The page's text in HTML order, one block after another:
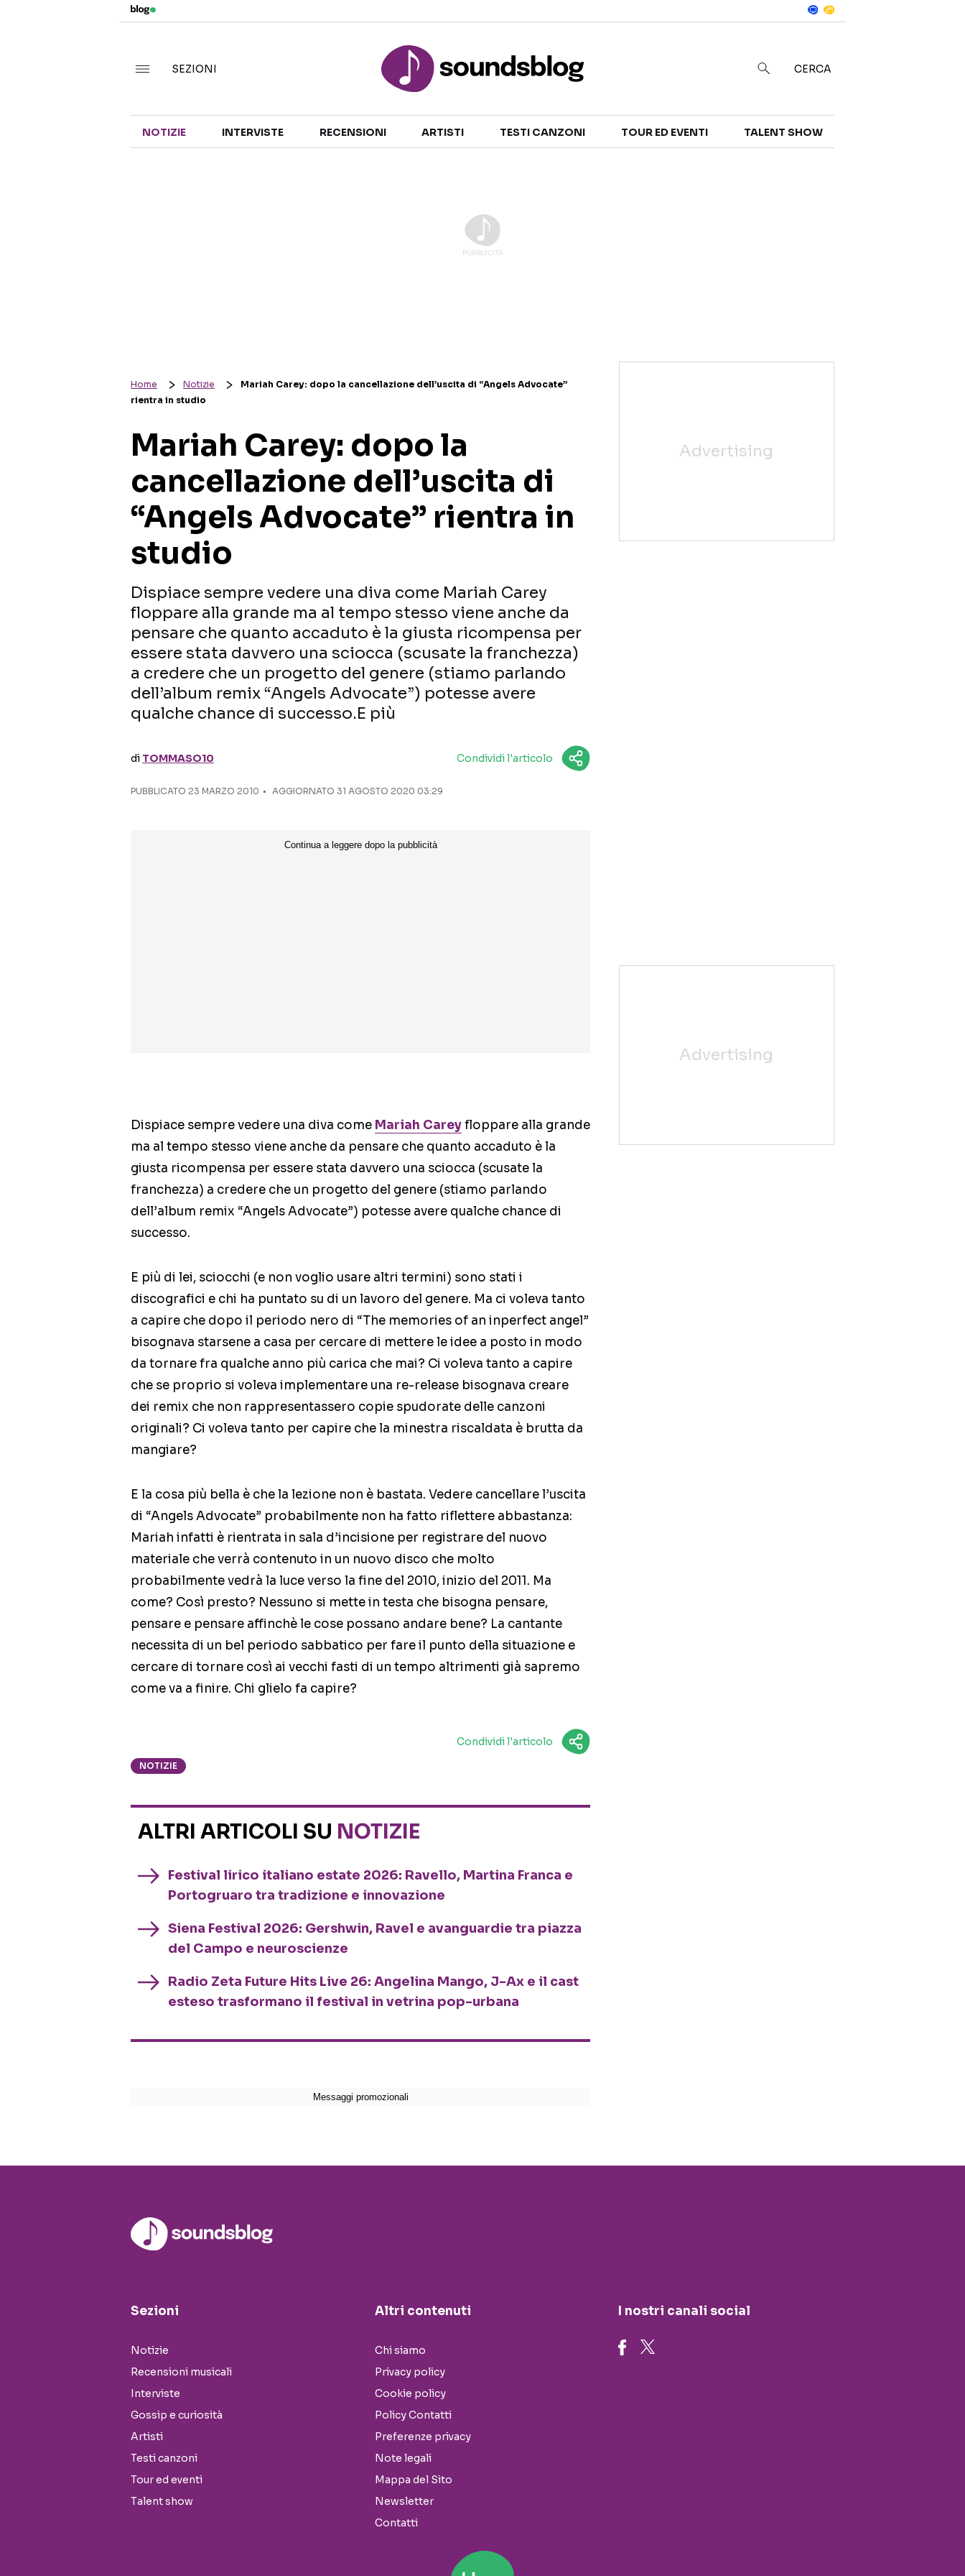
TALENT SHOW
SEZIONI CERCA
NOTIZIE INTERVISTE RECENSIONI ARTISTI TESTI CANZONI TOUR ED EVENTI TALENT SHOW
Home Notizie
Mariah Carey: dopo la cancellazione dell’uscita di “Angels Advocate”
rientra in studio
Mariah Carey: dopo la
cancellazione dell’uscita di
“Angels Advocate” rientra in
studio
Dispiace sempre vedere una diva come Mariah Carey
floppare alla grande ma al tempo stesso viene anche da
pensare che quanto accaduto è la giusta ricompensa per
essere stata davvero una sciocca (scusate la franchezza)
a credere che un progetto del genere (stiamo parlando
dell’album remix “Angels Advocate”) potesse avere
qualche chance di successo.E più
di TOMMASO10 Condividi l'articolo
PUBBLICATO 23 MARZO 2010 AGGIORNATO 31 AGOSTO 2020 03:29
Dispiace sempre vedere una diva come Mariah Careyfloppare alla grande
ma al tempo stesso viene anche da pensare che quanto accaduto è la
giusta ricompensa per essere stata davvero una sciocca (scusate la
franchezza) a credere che un progetto del genere (stiamo parlando
dell’album remix “Angels Advocate”) potesse avere qualche chance di
successo.
E più di lei, sciocchi (e non voglio usare altri termini) sono stati i
discografici e chi ha puntato su di un lavoro del genere. Ma ci voleva tanto
a capire che dopo il periodo nero di “The memories of an inperfect angel”
bisognava starsene a casa per cercare di mettere le idee a posto in modo
da tornare fra qualche anno più carica che mai? Ci voleva tanto a capire
che se proprio si voleva implementare una re-release bisognava creare
dei remix che non rappresentassero copie spudorate delle canzoni
originali? Ci voleva tanto per capire che la minestra riscaldata è brutta da
mangiare?
E la cosa più bella è che la lezione non è bastata. Vedere cancellare l’uscita
di “Angels Advocate” probabilmente non ha fatto riflettere abbastanza:
Mariah infatti è rientrata in sala d’incisione per registrare del nuovo
materiale che verrà contenuto in un nuovo disco che molto
probabilmente vedrà la luce verso la fine del 2010, inizio del 2011. Ma
come? Così presto? Nessuno si mette in testa che bisogna pensare,
pensare e pensare affinchè le cose possano andare bene? La cantante
necessita di un bel periodo sabbatico per fare il punto della situazione e
cercare di tornare così ai vecchi fasti di un tempo altrimenti già sapremo
come va a finire. Chi glielo fa capire?
Condividi l'articolo
NOTIZIE
ALTRI ARTICOLI SU NOTIZIE
Festival lirico italiano estate 2026: Ravello, Martina Franca e
Portogruaro tra tradizione e innovazione
Siena Festival 2026: Gershwin, Ravel e avanguardie tra piazza
del Campo e neuroscienze
Radio Zeta Future Hits Live 26: Angelina Mango, J-Ax e il cast
esteso trasformano il festival in vetrina pop-urbana
Sezioni
Notizie
Recensioni musicali
Interviste
Gossip e curiosità
Artisti
Testi canzoni
Tour ed eventi
Talent show
Altri contenuti
Chi siamo
Privacy policy
Cookie policy
Policy Contatti
Preferenze privacy
Note legali
Mappa del Sito
Newsletter
Contatti
I nostri canali social